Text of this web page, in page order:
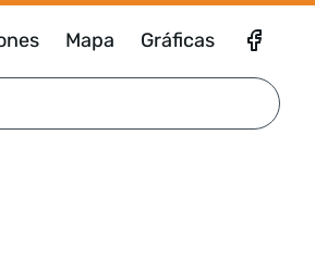
Mapa Gráficas